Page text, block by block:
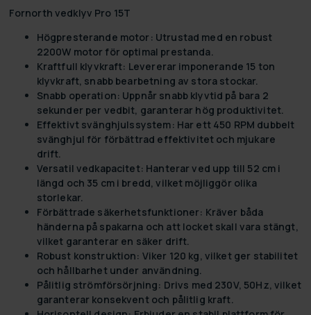
Fornorth vedklyv Pro 15T
Högpresterande motor: Utrustad med en robust
2200W motor för optimal prestanda.
Kraftfull klyvkraft: Levererar imponerande 15 ton
klyvkraft, snabb bearbetning av stora stockar.
Snabb operation: Uppnår snabb klyvtid på bara 2
sekunder per vedbit, garanterar hög produktivitet.
Effektivt svänghjulssystem: Har ett 450 RPM dubbelt
svänghjul för förbättrad effektivitet och mjukare
drift.
Versatil vedkapacitet: Hanterar ved upp till 52 cm i
längd och 35 cm i bredd, vilket möjliggör olika
storlekar.
Förbättrade säkerhetsfunktioner: Kräver båda
händerna på spakarna och att locket skall vara stängt,
vilket garanterar en säker drift.
Robust konstruktion: Viker 120 kg, vilket ger stabilitet
och hållbarhet under användning.
Pålitlig strömförsörjning: Drivs med 230V, 50Hz, vilket
garanterar konsekvent och pålitlig kraft.